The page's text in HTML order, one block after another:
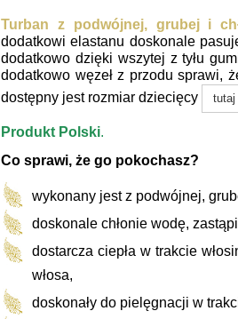
Turban z podwójnej, grubej i
dodatkowi elastanu doskonale
dodatkowo dzięki wszytej z tyłu
dodatkowo węzeł z przodu sprawi,
dostępny jest rozmiar dziecięcy
tutaj
Produkt Polski.
Co sprawi, że go pokochasz?
wykonany jest z podwójnej,
doskonale chłonie wodę,
dostarcza ciepła w trakcie
włosa,
doskonały do pielęgnacji w